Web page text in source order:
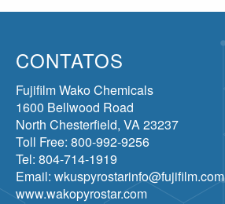
CONTATOS
Fujifilm Wako Chemicals
1600 Bellwood Road
North Chesterfield, VA 23237
Toll Free: 800-992-9256
Tel: 804-714-1919
Email: wkuspyrostarinfo@fujifilm.com
www.wakopyrostar.com